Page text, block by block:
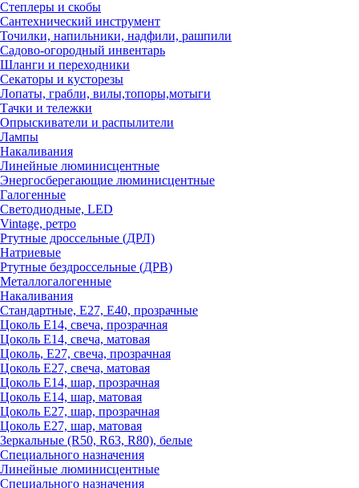
Степлеры и скобы
Сантехнический инструмент
Точилки, напильники, надфили, рашпили
Садово-огородный инвентарь
Шланги и переходники
Секаторы и кусторезы
Лопаты, грабли, вилы,топоры,мотыги
Тачки и тележки
Опрыскиватели и распылители
Лампы
Накаливания
Линейные люминисцентные
Энергосберегающие люминисцентные
Галогенные
Светодиодные, LED
Vintage, ретро
Ртутные дроссельные (ДРЛ)
Натриевые
Ртутные бездроссельные (ДРВ)
Металлогалогенные
Накаливания
Стандартные, Е27, Е40, прозрачные
Цоколь Е14, свеча, прозрачная
Цоколь Е14, свеча, матовая
Цоколь, Е27, свеча, прозрачная
Цоколь Е27, свеча, матовая
Цоколь Е14, шар, прозрачная
Цоколь Е14, шар, матовая
Цоколь Е27, шар, прозрачная
Цоколь Е27, шар, матовая
Зеркальные (R50, R63, R80), белые
Специального назначения
Линейные люминисцентные
Специального назначения